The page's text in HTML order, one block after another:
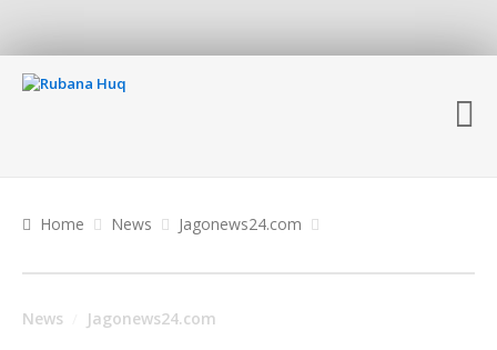
Home News Jagonews24.com
News Jagonews24.com